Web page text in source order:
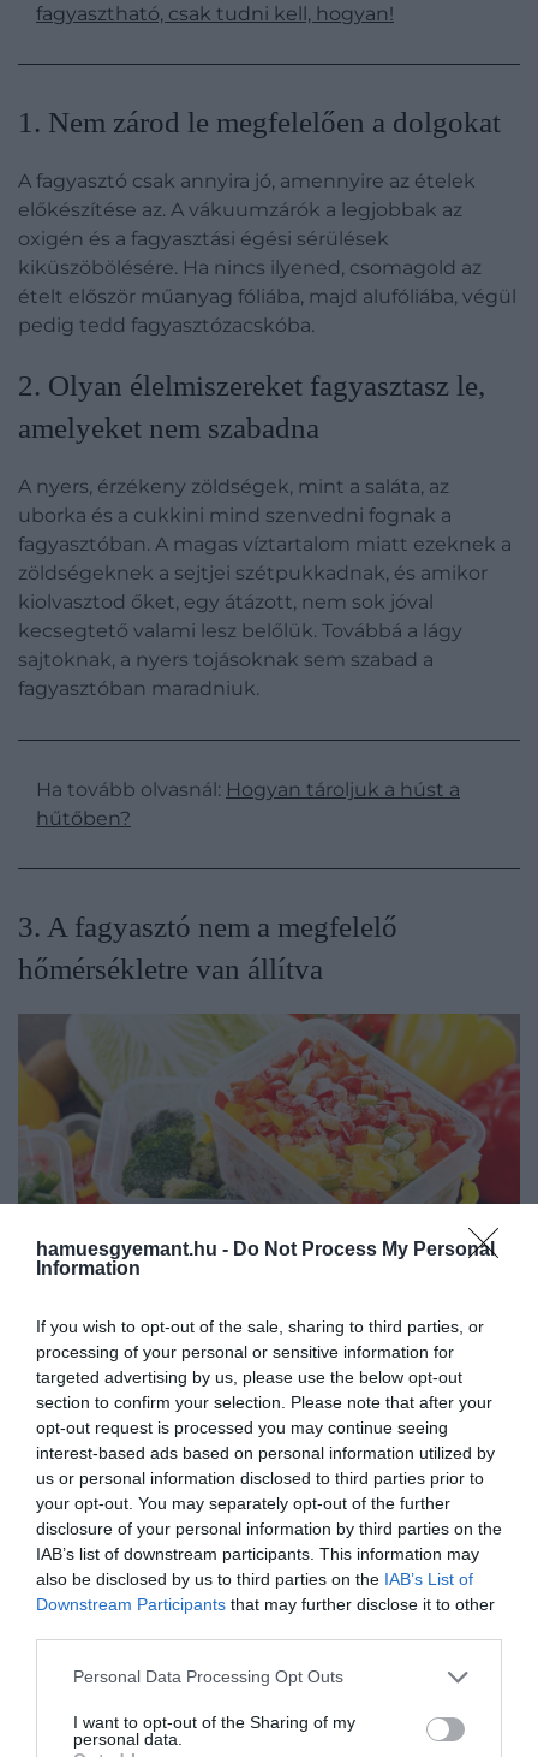
hamuesgyemant.hu - Do Not Process My Personal
Information
If you wish to opt-out of the sale, sharing to third parties, or
processing of your personal or sensitive information for
targeted advertising by us, please use the below opt-out
section to confirm your selection. Please note that after your
opt-out request is processed you may continue seeing
interest-based ads based on personal information utilized by
us or personal information disclosed to third parties prior to
your opt-out. You may separately opt-out of the further
disclosure of your personal information by third parties on the
IAB’s list of downstream participants. This information may
also be disclosed by us to third parties on the IAB’s List of
Downstream Participants that may further disclose it to other
Please note that this website/app uses one or more Google
not limited to your visit or usage behaviour. You may click to
grant or deny consent to Google and its third-party tags to
Personal Data Processing Opt Outs
I want to opt-out of the Sharing of my
personal data.
fagyasztható, csak tudni kell, hogyan!
1. Nem zárod le megfelelően a dolgokat
A fagyasztó csak annyira jó, amennyire az ételek
előkészítése az. A vákuumzárók a legjobbak az
oxigén és a fagyasztási égési sérülések
kiküszöbölésére. Ha nincs ilyened, csomagold az
ételt először műanyag fóliába, majd alufóliába, végül
pedig tedd fagyasztózacskóba.
​2. Olyan élelmiszereket fagyasztasz le,
amelyeket nem szabadna
A nyers, érzékeny zöldségek, mint a saláta, az
uborka és a cukkini mind szenvedni fognak a
fagyasztóban. A magas víztartalom miatt ezeknek a
zöldségeknek a sejtjei szétpukkadnak, és amikor
kiolvasztod őket, egy átázott, nem sok jóval
kecsegtető valami lesz belőlük. Továbbá a lágy
sajtoknak, a nyers tojásoknak sem szabad a
fagyasztóban maradniuk.
Ha tovább olvasnál: Hogyan tároljuk a húst a
hűtőben?
​3. A fagyasztó nem a megfelelő
hőmérsékletre van állítva
Fotó:Shutterstock
Ha azt szeretnéd, hogy a fagyasztód megfelelően
tárolja az élelmiszereket, akkor a megfelelő
hőmérsékletre kell lennie állítva. A legtöbb
fagyasztót -17 fokra állítják be, ami az élelmiszerek
fagyasztásához szükséges optimális hőmérséklet. A
-17, -18 fok közötti ingadozás biztonságos, de a
legjobb eredmény érdekében válaszd a hidegebb
opciót.
fagyasztót